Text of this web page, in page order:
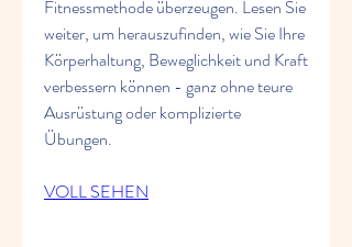
Fitnessmethode überzeugen. Lesen Sie
weiter, um herauszufinden, wie Sie Ihre
Körperhaltung, Beweglichkeit und Kraft
verbessern können - ganz ohne teure
Ausrüstung oder komplizierte
Übungen.
VOLL SEHEN